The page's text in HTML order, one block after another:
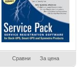
Сравни За цена